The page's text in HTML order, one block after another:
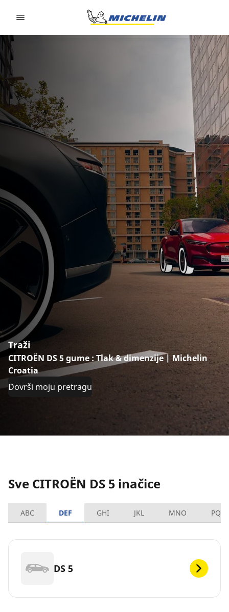
Traži
CITROËN DS 5 gume : Tlak & dimenzije | Michelin
Croatia
Dovrši moju pretragu
Sve CITROËN DS 5 inačice
ABC DEF GHI JKL MNO PQRS
DS 5